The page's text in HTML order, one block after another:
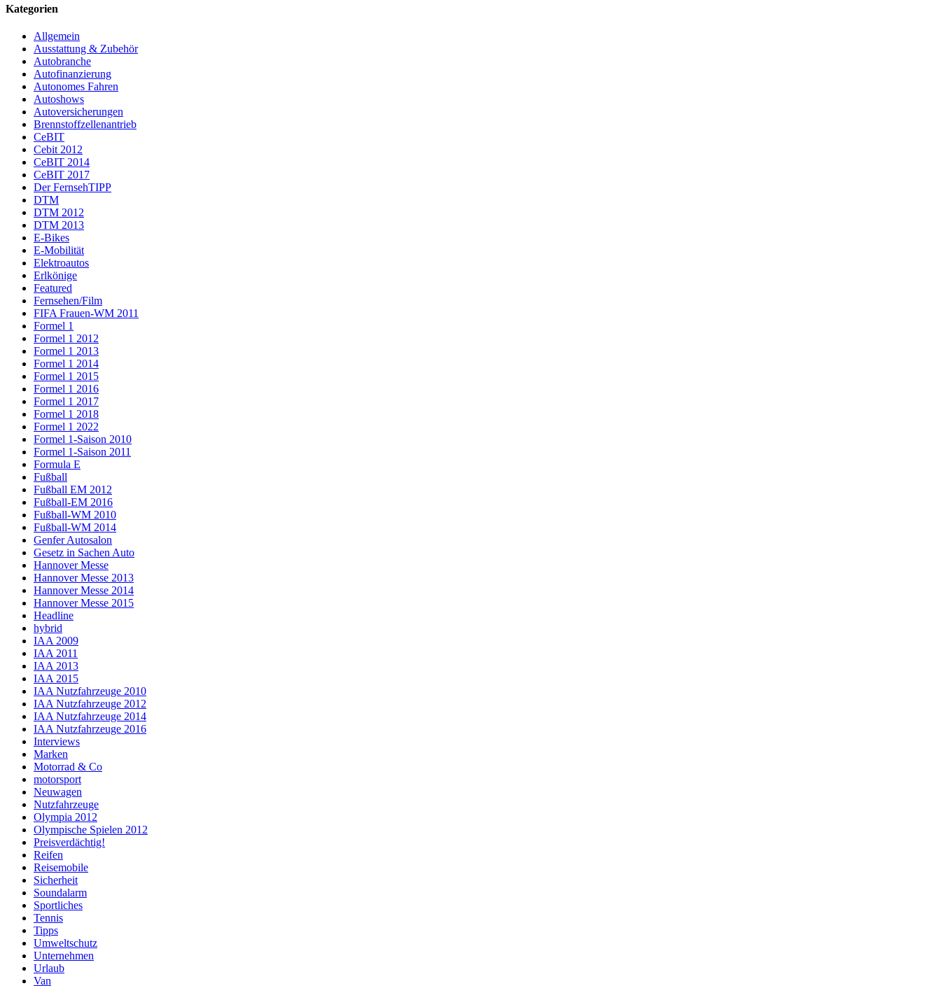
Kategorien
Allgemein
Ausstattung & Zubehör
Autobranche
Autofinanzierung
Autonomes Fahren
Autoshows
Autoversicherungen
Brennstoffzellenantrieb
CeBIT
Cebit 2012
CeBIT 2014
CeBIT 2017
Der FernsehTIPP
DTM
DTM 2012
DTM 2013
E-Bikes
E-Mobilität
Elektroautos
Erlkönige
Featured
Fernsehen/Film
FIFA Frauen-WM 2011
Formel 1
Formel 1 2012
Formel 1 2013
Formel 1 2014
Formel 1 2015
Formel 1 2016
Formel 1 2017
Formel 1 2018
Formel 1 2022
Formel 1-Saison 2010
Formel 1-Saison 2011
Formula E
Fußball
Fußball EM 2012
Fußball-EM 2016
Fußball-WM 2010
Fußball-WM 2014
Genfer Autosalon
Gesetz in Sachen Auto
Hannover Messe
Hannover Messe 2013
Hannover Messe 2014
Hannover Messe 2015
Headline
hybrid
IAA 2009
IAA 2011
IAA 2013
IAA 2015
IAA Nutzfahrzeuge 2010
IAA Nutzfahrzeuge 2012
IAA Nutzfahrzeuge 2014
IAA Nutzfahrzeuge 2016
Interviews
Marken
Motorrad & Co
motorsport
Neuwagen
Nutzfahrzeuge
Olympia 2012
Olympische Spielen 2012
Preisverdächtig!
Reifen
Reisemobile
Sicherheit
Soundalarm
Sportliches
Tennis
Tipps
Umweltschutz
Unternehmen
Urlaub
Van